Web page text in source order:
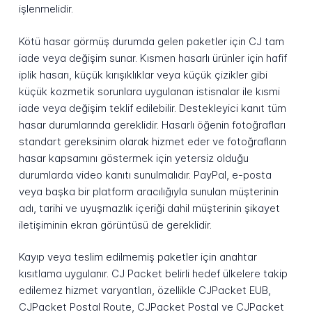
işlenmelidir.
Kötü hasar görmüş durumda gelen paketler için CJ tam
iade veya değişim sunar. Kısmen hasarlı ürünler için hafif
iplik hasarı, küçük kırışıklıklar veya küçük çizikler gibi
küçük kozmetik sorunlara uygulanan istisnalar ile kısmi
iade veya değişim teklif edilebilir. Destekleyici kanıt tüm
hasar durumlarında gereklidir. Hasarlı öğenin fotoğrafları
standart gereksinim olarak hizmet eder ve fotoğrafların
hasar kapsamını göstermek için yetersiz olduğu
durumlarda video kanıtı sunulmalıdır. PayPal, e-posta
veya başka bir platform aracılığıyla sunulan müşterinin
adı, tarihi ve uyuşmazlık içeriği dahil müşterinin şikayet
iletişiminin ekran görüntüsü de gereklidir.
Kayıp veya teslim edilmemiş paketler için anahtar
kısıtlama uygulanır. CJ Packet belirli hedef ülkelere takip
edilemez hizmet varyantları, özellikle CJPacket EUB,
CJPacket Postal Route, CJPacket Postal ve CJPacket